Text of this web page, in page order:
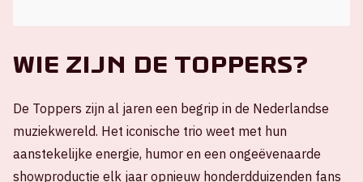
Wie zijn de Toppers?
De Toppers zijn al jaren een begrip in de Nederlandse
muziekwereld. Het iconische trio weet met hun
aanstekelijke energie, humor en een ongeëvenaarde
showproductie elk jaar opnieuw honderdduizenden fans